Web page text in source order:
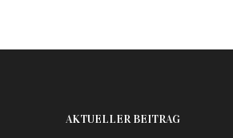
AKTUELLER BEITRAG